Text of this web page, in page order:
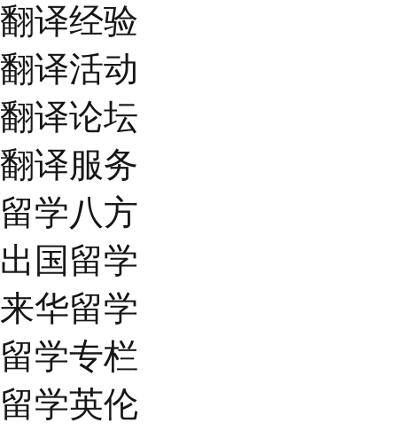
翻译经验
翻译活动
翻译论坛
翻译服务
留学八方
出国留学
来华留学
留学专栏
留学英伦